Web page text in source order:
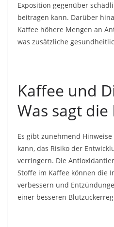
Exposition gegenüber
beitragen kann. Darüber
Kaffee höhere Mengen an
was zusätzliche
Kaffee und
Was sagt die
Es gibt zunehmend
kann, das Risiko der
verringern. Die
Stoffe im Kaffee können die
verbessern und
einer besseren